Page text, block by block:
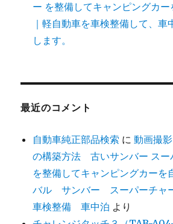
ー を整備してキャンピングカー
｜軽自動車を車検整備して、車
します。
最近のコメント
自動車純正部品検索 に動画撮
の構築方法 古いサンバー スー
を整備してキャンピングカーを
バル サンバー スーパーチ
車検整備 車中泊 より